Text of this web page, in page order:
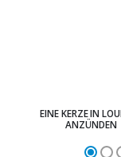
EINE KERZE IN
ANZÜNDEN